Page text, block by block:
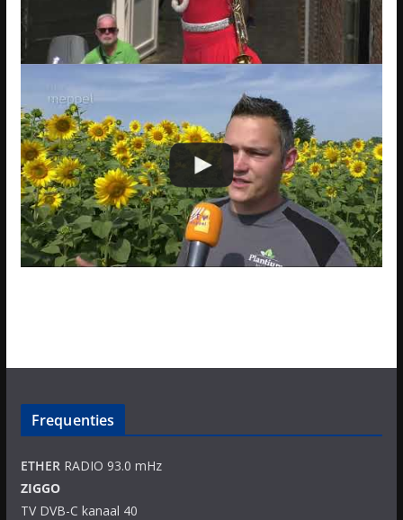
Frequenties
ETHERRADIO 93.0 mHz
ZIGGO
TV DVB-C kanaal 40